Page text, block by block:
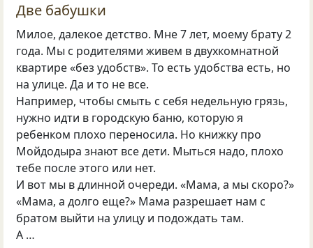
Две бабушки
Милое, далекое детство. Мне 7 лет, моему брату 2
года. Мы с родителями живем в двухкомнатной
квартире «без удобств». То есть удобства есть, но
на улице. Да и то не все.
Например, чтобы смыть с себя недельную грязь,
нужно идти в городскую баню, которую я
ребенком плохо переносила. Но книжку про
Мойдодыра знают все дети. Мыться надо, плохо
тебе после этого или нет.
И вот мы в длинной очереди. «Мама, а мы скоро?»
«Мама, а долго еще?» Мама разрешает нам с
братом выйти на улицу и подождать там.
А …